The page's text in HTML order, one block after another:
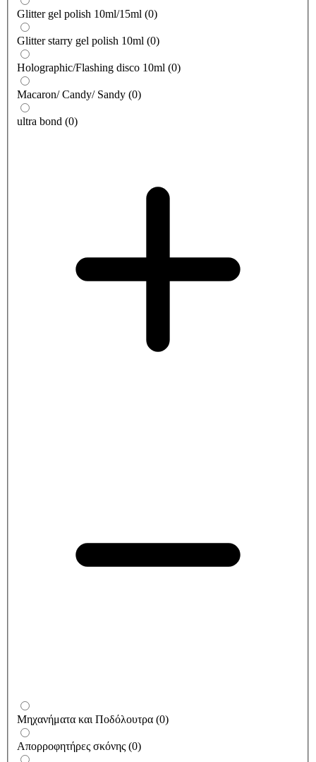
Glitter gel polish 10ml/15ml (0)
Glitter starry gel polish 10ml (0)
Holographic/Flashing disco 10ml (0)
Macaron/ Candy/ Sandy (0)
ultra bond (0)
Μηχανήματα και Ποδόλουτρα (0)
Απορροφητήρες σκόνης (0)